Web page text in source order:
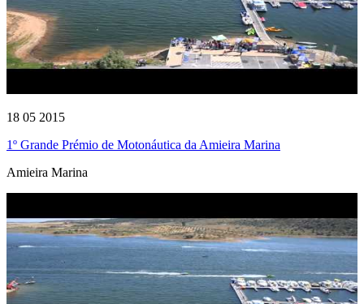
18 05 2015
1º Grande Prémio de Motonáutica da Amieira Marina
Amieira Marina